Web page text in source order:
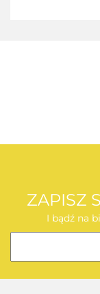
ZAPISZ
I bądź na